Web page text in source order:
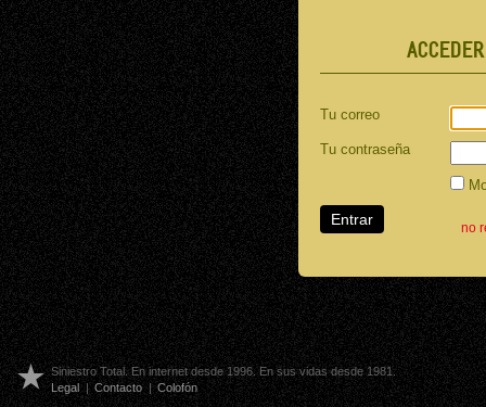
Tu correo
Tu contraseña
no
Siniestro Total. En internet desde 1996. En sus vidas desde 1981.
Legal | Contacto | Colofón